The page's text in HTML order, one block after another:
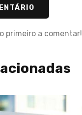
primeiro a comentar!